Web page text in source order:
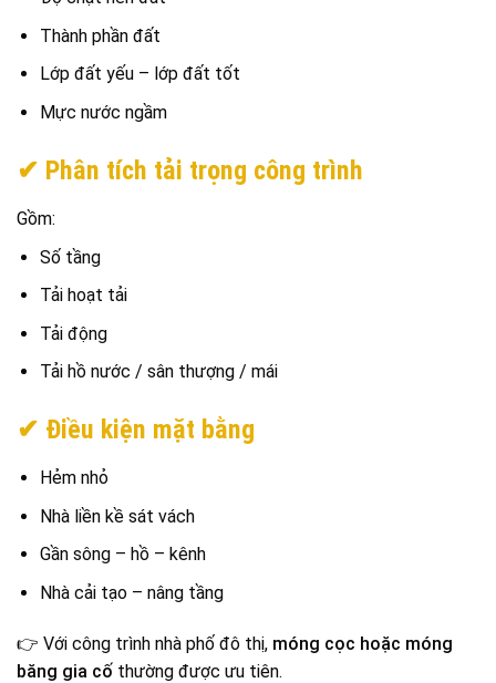
Thành phần đất
Lớp đất yếu – lớp đất tốt
Mực nước ngầm
✔ Phân tích tải trọng công trình
Gồm:
Số tầng
Tải hoạt tải
Tải động
Tải hồ nước / sân thượng / mái
✔ Điều kiện mặt bằng
Hẻm nhỏ
Nhà liền kề sát vách
Gần sông – hồ – kênh
Nhà cải tạo – nâng tầng
👉 Với công trình nhà phố đô thị, móng cọc hoặc móng
băng gia cố thường được ưu tiên.